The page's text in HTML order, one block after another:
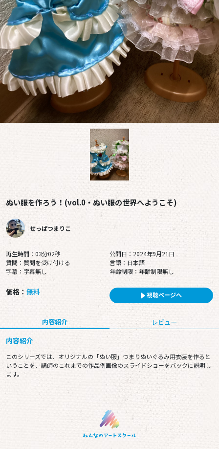
ぬい服を作ろう！(vol.0・ぬい服の世界へようこそ)
せっぱつまりこ
再生時間：03分02秒
公開日：2024年9月21日
質問：質問を受け付ける
言語：日本語
字幕：字幕無し
年齢制限：年齢制限無し
価格： 無料 視聴ページへ
内容紹介 レビュー
内容紹介
このシリーズでは、オリジナルの「ぬい服」つまりぬいぐるみ用衣装を作ると
いうことを、講師のこれまでの作品例画像のスライドショーをバックに説明し
ます。